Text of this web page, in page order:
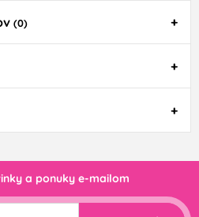
(0)
a ponuky e-mailom